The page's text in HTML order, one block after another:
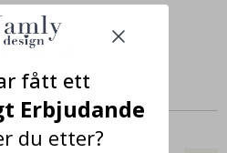
sammen
fått ett
Erbjudande
du etter?